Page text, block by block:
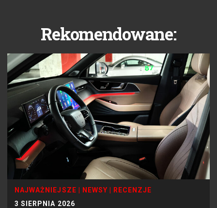
Rekomendowane:
NAJWAŻNIEJSZE NEWSY
RECENZJE
3 SIERPNIA 2026